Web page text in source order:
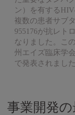
ン）を有する
複数の患者サブ
955176が抗レト
なりました。こ
州エイズ臨床学
で発表されました
事業開発